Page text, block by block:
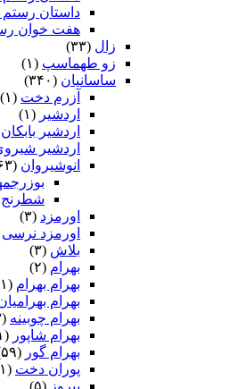
داستان رستم
هفت خوان
زال (۳۳)
زو طهماسپ‏ (۱)
ساسانیان (۳۴۰)
آزرم دخت (۱)
اردشیر (۱)
اردشیر بابکان
اردشیر
انوشیروان (۶۳)
شطرنج
اورمزد (۳)
اورمزد نرسى‏
بلاش (۳)
بهرام (۲)
بهرام بهرام (۱)
بهرام
بهرام چوبینه (۳۳)
بهرام شاپور (۱)
بهرام گور (۵۹)
پوران دخت (۱)
پیروز (۵)